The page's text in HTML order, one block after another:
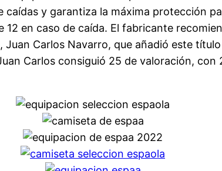
caídas y garantiza la máxima protección
en caso de caída. El fabricante
Juan Carlos Navarro, que añadió este
Carlos consiguió 25 de valoración,